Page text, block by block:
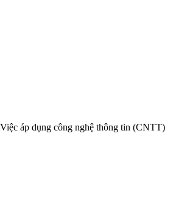
áp dụng công nghệ thông tin (CNTT)